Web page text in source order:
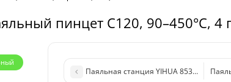
пинцет C120, 90–450°C, 4
Паяльная станция YIHUA 853D 5A-II 3